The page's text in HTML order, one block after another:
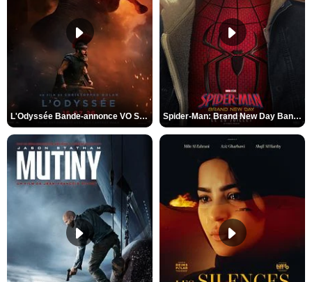
L'Odyssée Bande-annonce VO STFR Spider-Man: Brand New Day Bande-annonce VO STFR